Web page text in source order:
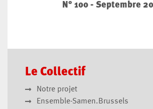
N° 100 - Septembre
Le Collectif
Notre projet
Ensemble-Samen.Brussels